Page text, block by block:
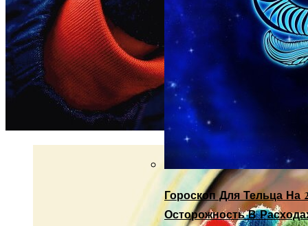
Гороскоп Для Тельца На
Осторожность В